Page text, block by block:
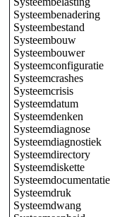
Systeembenadering
Systeembestand
Systeembouw
Systeembouwer
Systeemconfiguratie
Systeemcrashes
Systeemcrisis
Systeemdatum
Systeemdenken
Systeemdiagnose
Systeemdiagnostiek
Systeemdirectory
Systeemdiskette
Systeemdocumentatie
Systeemdruk
Systeemdwang